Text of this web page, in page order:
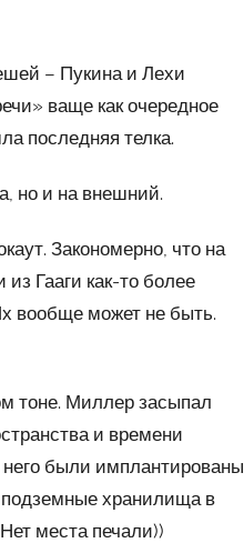
– Пукина и Лехи
ваще как очередное
последняя телка.
но и на внешний.
Закономерно, что на
Гааги как-то более
вообще может не быть.
тоне. Миллер засыпал
и времени
него были имплантированы
подземные хранилища в
места печали))